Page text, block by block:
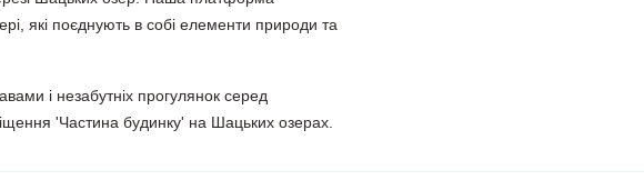
які поєднують в собі елементи природи та
і незабутніх прогулянок серед
'Частина будинку' на Шацьких озерах.